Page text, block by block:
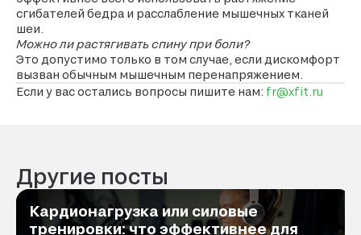
сгибателей бедра и расслабление мышечных тканей
шеи.
Можно ли растягивать спину при боли?
Это допустимо только в том случае, если дискомфорт
вызван обычным мышечным перенапряжением.
Если у вас остались вопросы пишите нам: fr@xfit.ru
Другие посты
Кардионагрузка или силовые
тренировки: что эффективнее для